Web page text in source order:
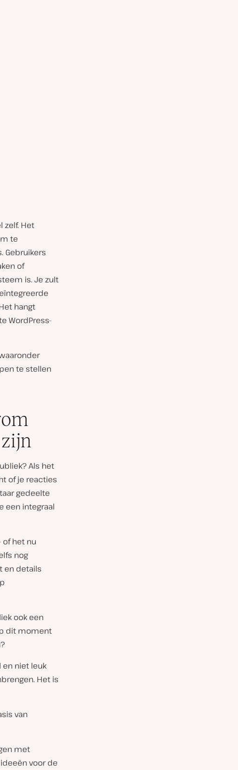
zelf. Het
te
Gebruikers
of
is. Je zult
hangt
WordPress-
te stellen
Als het
of je reacties
gedeelte
een integraal
of het nu
nog
en details
ook een
dit moment
en niet leuk
Het is
van
met
voor de